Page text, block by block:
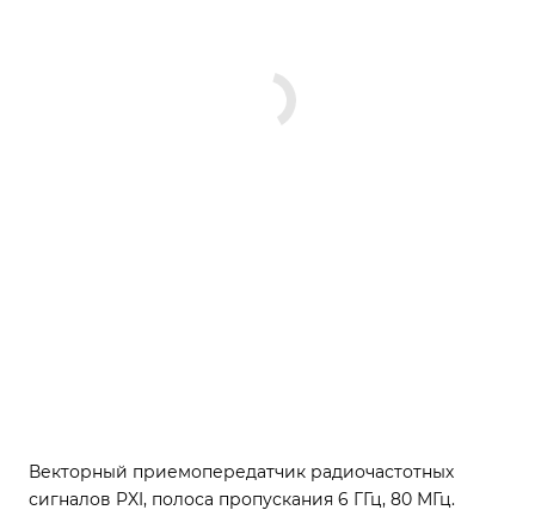
Векторный приемопередатчик радиочастотных
сигналов PXI, полоса пропускания 6 ГГц, 80 МГц.